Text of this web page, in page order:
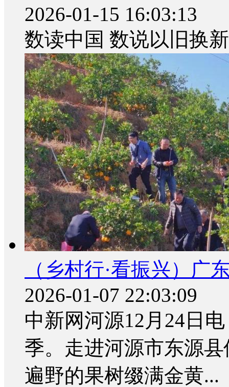
2026-01-15 16:03:13
数读中国 数说以旧换
（乡村行·看振兴）广
2026-01-07 22:03:09
中新网河源12月24日
季。走进河源市东源
遍野的果树缀满金黄...